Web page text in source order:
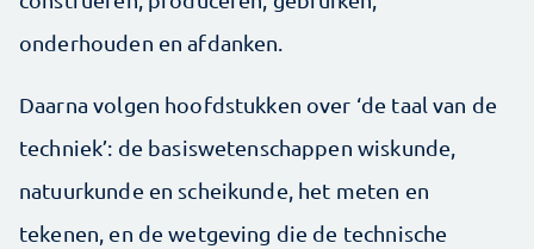
onderhouden en afdanken.
Daarna volgen hoofdstukken over ‘de taal van de
techniek’: de basiswetenschappen wiskunde,
natuurkunde en scheikunde, het meten en
tekenen, en de wetgeving die de technische